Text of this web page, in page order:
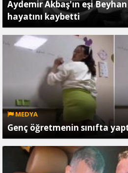
Aydemir Akbaş'ın eşi
hayatını kaybetti
MEDYA
Genç öğretmenin sınıfta